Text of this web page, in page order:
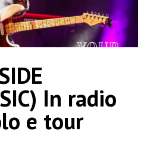
In radio
e tour